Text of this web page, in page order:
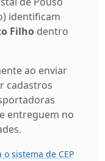
identificam
Filho dentro
ao enviar
cadastros
entreguem no
sistema de CEP